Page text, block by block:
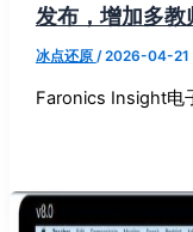
发布，增加多教
冰点还原 /2026-04-21
Faronics Insight电